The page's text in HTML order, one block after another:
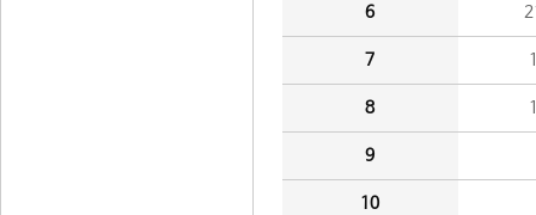
6
7
8
9
10